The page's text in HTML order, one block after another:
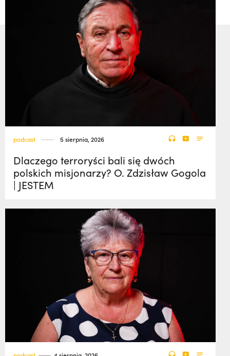
podcast 5 sierpnia, 2026
Dlaczego terroryści bali się dwóch
polskich misjonarzy? O. Zdzisław Gogola
| JESTEM